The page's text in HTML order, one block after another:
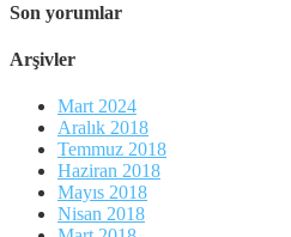
Son yorumlar
Arşivler
Mart 2024
Aralık 2018
Temmuz 2018
Haziran 2018
Mayıs 2018
Nisan 2018